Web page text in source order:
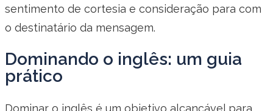
sentimento de cortesia e consideração para com
o destinatário da mensagem.
Dominando o inglês: um guia
prático
Dominar o inglês é um objetivo alcançável para